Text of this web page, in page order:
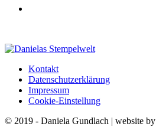
Kontakt
Datenschutzerklärung
Impressum
Cookie-Einstellung
© 2019 - Daniela Gundlach | website by